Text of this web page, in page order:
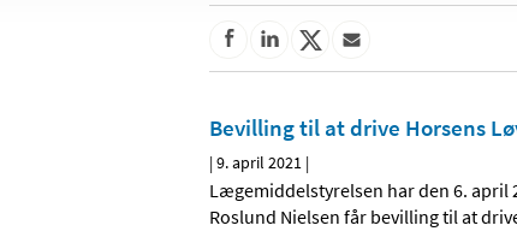
Bevilling til at drive Horsens
|9. april 2021 |
Lægemiddelstyrelsen har den 6. april
Roslund Nielsen får bevilling til at